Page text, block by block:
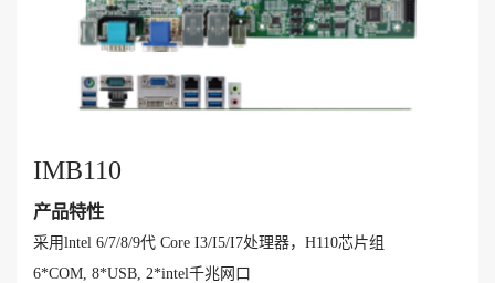
IMB110
产品特性
采用lntel 6/7/8/9代 Core I3/I5/I7处理器，H110芯片组
6*COM, 8*USB, 2*intel千兆网口